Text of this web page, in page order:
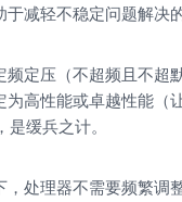
减轻不稳定问题解决
频定压（不超频且不超
为高性能或卓越性能（
是缓兵之计。
，处理器不需要频繁调